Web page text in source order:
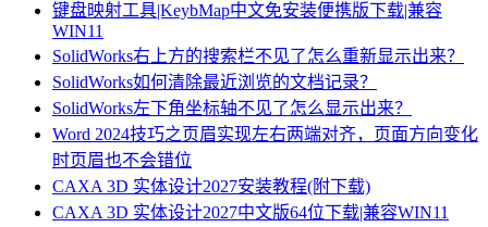
键盘映射工具|KeybMap中文免安装便携版下载|兼容
WIN11
SolidWorks右上方的搜索栏不见了怎么重新显示出来？
SolidWorks如何清除最近浏览的文档记录？
SolidWorks左下角坐标轴不见了怎么显示出来？
Word 2024技巧之页眉实现左右两端对齐，页面方向变化
时页眉也不会错位
CAXA 3D 实体设计2027安装教程(附下载)
CAXA 3D 实体设计2027中文版64位下载|兼容WIN11